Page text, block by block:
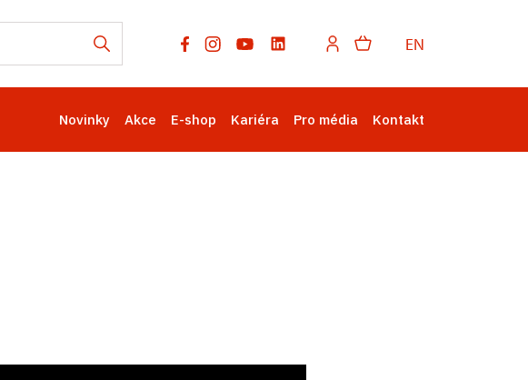
EN
Novinky Akce E-shop Kariéra Pro média Kontakt